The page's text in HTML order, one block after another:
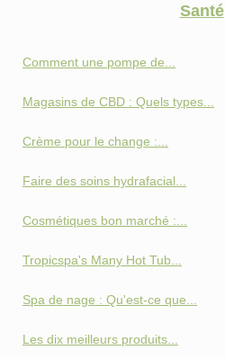
Santé
Comment une pompe de...
Magasins de CBD : Quels types...
Crème pour le change :...
Faire des soins hydrafacial...
Cosmétiques bon marché :...
Tropicspa's Many Hot Tub...
Spa de nage : Qu'est-ce que...
Les dix meilleurs produits...